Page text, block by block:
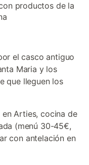
productos de la
el casco antiguo
Maria y los
que lleguen los
en Arties, cocina de
(menú 30-45€,
con antelación en